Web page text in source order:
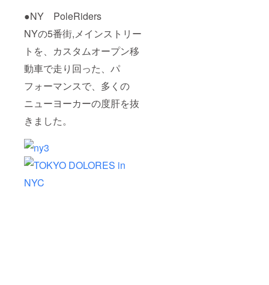
●NY PoleRiders
NYの5番街,メインストリー
トを、カスタムオープン移
動車で走り回った、パ
フォーマンスで、多くの
ニューヨーカーの度肝を抜
きました。